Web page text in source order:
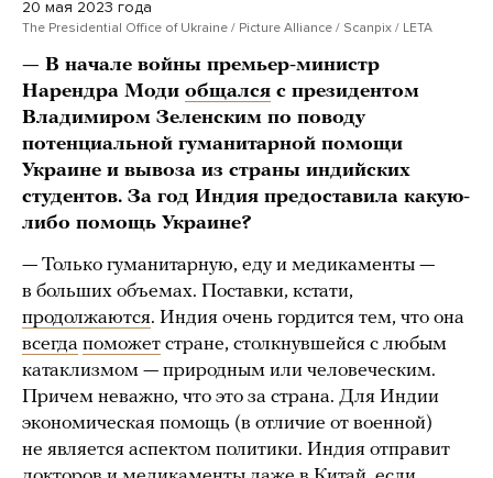
20 мая 2023 года
The Presidential Office of Ukraine / Picture Alliance / Scanpix / LETA
— В начале войны премьер-министр
Нарендра Моди общался с президентом
Владимиром Зеленским по поводу
потенциальной гуманитарной помощи
Украине и вывоза из страны индийских
студентов. За год Индия предоставила какую-
либо помощь Украине?
— Только гуманитарную, еду и медикаменты —
в больших объемах. Поставки, кстати,
продолжаются. Индия очень гордится тем, что она
всегда поможет стране, столкнувшейся с любым
катаклизмом — природным или человеческим.
Причем неважно, что это за страна. Для Индии
экономическая помощь (в отличие от военной)
не является аспектом политики. Индия отправит